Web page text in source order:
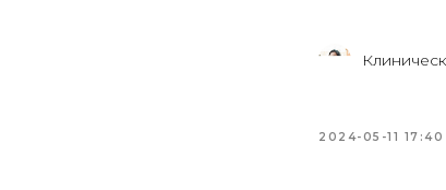
2024-05-11 17:40